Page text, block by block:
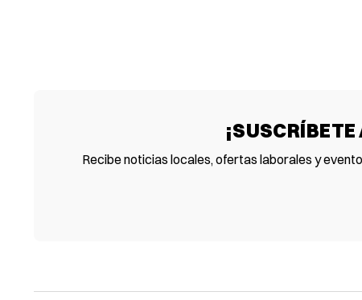
Recibe noticias locales, ofertas laborales y